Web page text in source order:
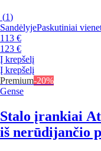
(1)
SandėlyjePaskutiniai
113 €
123 €
Į krepšelį
Į krepšelį
Premium-20%
Gense
Stalo įrankiai
iš nerūdijančio